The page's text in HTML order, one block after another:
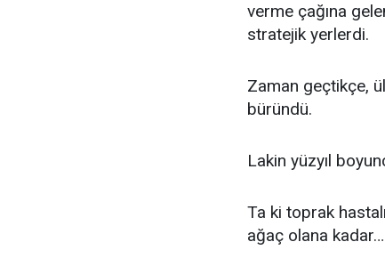
verme çağına
stratejik yerlerdi.
Zaman geçtikçe,
büründü.
Lakin yüzyıl
Ta ki toprak
ağaç olana kadar…